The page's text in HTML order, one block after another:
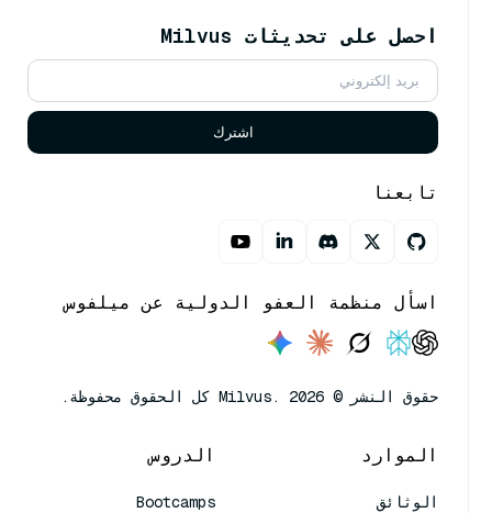
احصل على تحديثات Milvus
اشترك
تابعنا
اسأل منظمة العفو الدولية عن ميلفوس
حقوق النشر © Milvus. 2026 كل الحقوق محفوظة.
الموارد
الوثائق
الدروس
Bootcamps